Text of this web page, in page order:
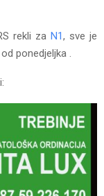
rekli za N1, sve je
ponedjeljka .